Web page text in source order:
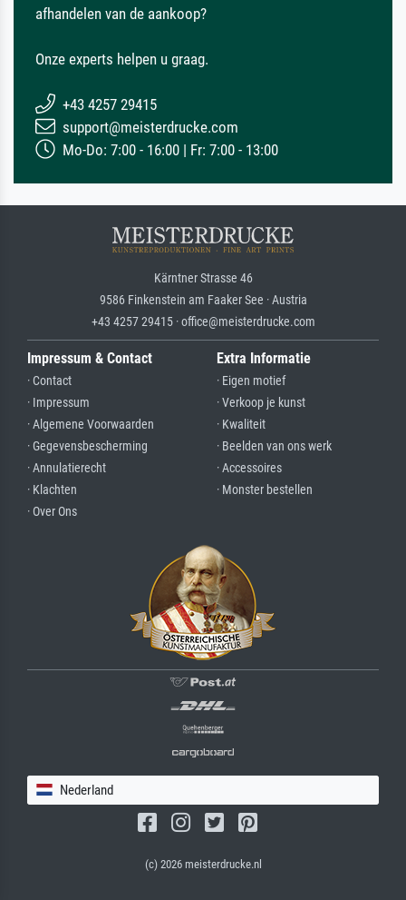
afhandelen van de aankoop?
Onze experts helpen u graag.
+43 4257 29415
support@meisterdrucke.com
Mo-Do: 7:00 - 16:00 | Fr: 7:00 - 13:00
Kärntner Strasse 46
9586 Finkenstein am Faaker See · Austria
+43 4257 29415 · office@meisterdrucke.com
Impressum & Contact
· Contact
· Impressum
· Algemene Voorwaarden
· Gegevensbescherming
· Annulatierecht
· Klachten
· Over Ons
Extra Informatie
· Eigen motief
· Verkoop je kunst
· Kwaliteit
· Beelden van ons werk
· Accessoires
· Monster bestellen
Nederland
(c) 2026 meisterdrucke.nl